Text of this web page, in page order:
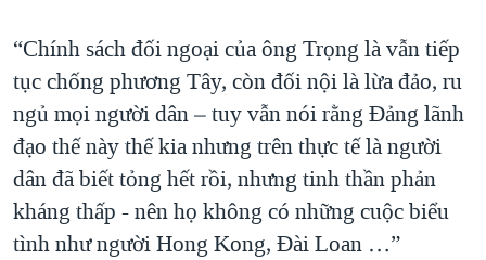
“Chính sách đối ngoại của ông Trọng là vẫn tiếp
tục chống phương Tây, còn đối nội là lừa đảo, ru
ngủ mọi người dân – tuy vẫn nói rằng Đảng lãnh
đạo thế này thế kia nhưng trên thực tế là người
dân đã biết tỏng hết rồi, nhưng tinh thần phản
kháng thấp - nên họ không có những cuộc biểu
tình như người Hong Kong, Đài Loan …”